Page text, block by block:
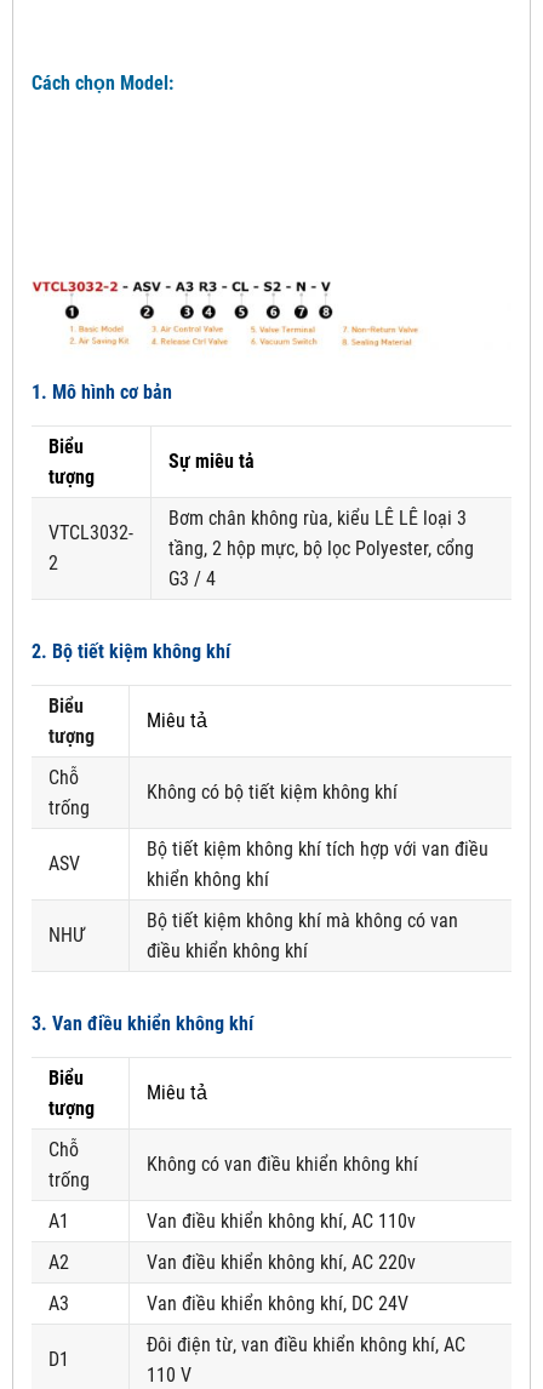
Cách chọn Model:
1. Mô hình cơ bản
Biểu
tượng
Sự miêu tả
VTCL3032-
2
Bơm chân không rùa, kiểu LÊ LÊ loại 3
tầng, 2 hộp mực, bộ lọc Polyester, cổng
G3 / 4
2. Bộ tiết kiệm không khí
Biểu
tượng
Miêu tả
Chỗ
trống
Không có bộ tiết kiệm không khí
ASV
Bộ tiết kiệm không khí tích hợp với van điều
khiển không khí
NHƯ
Bộ tiết kiệm không khí mà không có van
điều khiển không khí
3. Van điều khiển không khí
Biểu
tượng
Miêu tả
Chỗ
trống
Không có van điều khiển không khí
A1
Van điều khiển không khí, AC 110v
A2
Van điều khiển không khí, AC 220v
A3
Van điều khiển không khí, DC 24V
D1
Đôi điện từ, van điều khiển không khí, AC
110 V